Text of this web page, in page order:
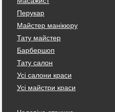
Перукар
Майстер манікюру
Тату майстер
Барбершоп
Тату салон
Усі салони краси
Усі майстри краси